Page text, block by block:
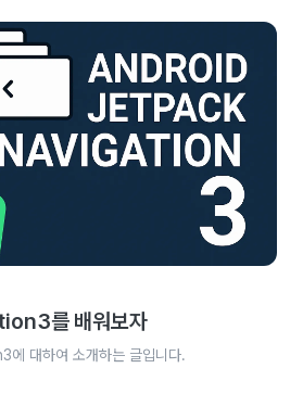
를 배워보자
대하여 소개하는 글입니다.